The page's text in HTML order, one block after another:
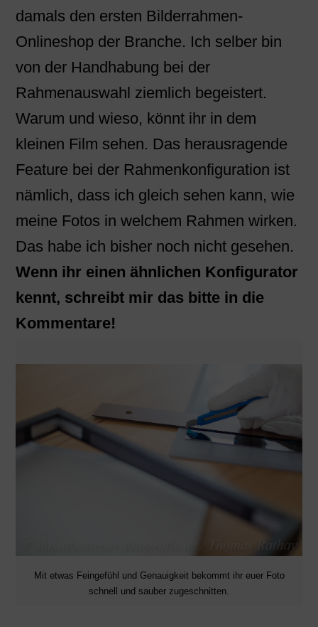
damals den ersten Bilderrahmen-
Onlineshop der Branche. Ich selber bin
von der Handhabung bei der
Rahmenauswahl ziemlich begeistert.
Warum und wieso, könnt ihr in dem
kleinen Film sehen. Das herausragende
Feature bei der Rahmenkonfiguration ist
nämlich, dass ich gleich sehen kann, wie
meine Fotos in welchem Rahmen wirken.
Das habe ich bisher noch nicht gesehen.
Wenn ihr einen ähnlichen Konfigurator
kennt, schreibt mir das bitte in die
Kommentare!
Mit etwas Feingefühl und Genauigkeit bekommt ihr euer Foto
schnell und sauber zugeschnitten.